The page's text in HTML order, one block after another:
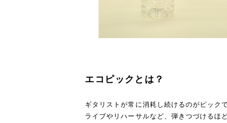
エコピックとは？
ギタリストが常に消耗し続けるのがピック
ライブやリハーサルなど、弾きつづけるほ